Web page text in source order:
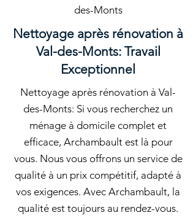
des-Monts
Nettoyage après rénovation à
Val-des-Monts: Travail
Exceptionnel
Nettoyage après rénovation à Val-
des-Monts: Si vous recherchez un
ménage à domicile complet et
efficace, Archambault est là pour
vous. Nous vous offrons un service de
qualité à un prix compétitif, adapté à
vos exigences. Avec Archambault, la
qualité est toujours au rendez-vous.